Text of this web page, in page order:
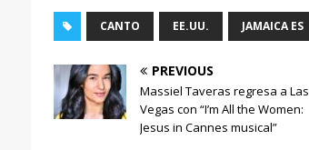
CANTO EE.UU. JAMAICA ES
PREVIOUS
Massiel Taveras regresa a Las
Vegas con “I’m All the Women:
Jesus in Cannes musical”